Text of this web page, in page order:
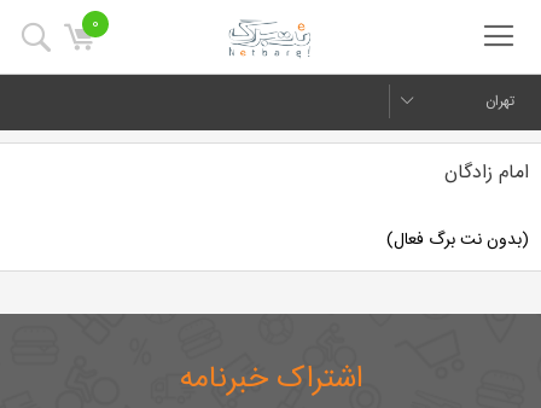
0
تهران
امام زادگان
(بدون نت برگ فعال)
اشتراک خبرنامه